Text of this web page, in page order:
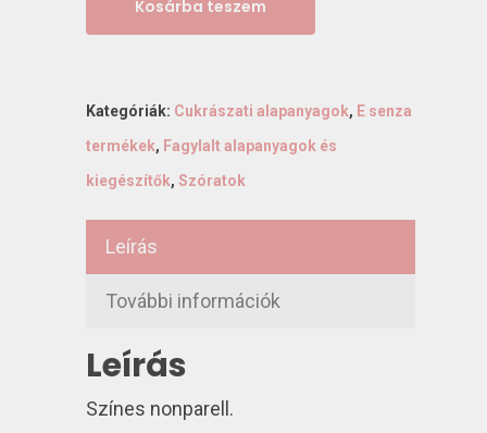
Kosárba teszem
Kategóriák: Cukrászati alapanyagok, E senza
termékek, Fagylalt alapanyagok és
kiegészítők, Szóratok
Leírás
További információk
Leírás
Színes nonparell.